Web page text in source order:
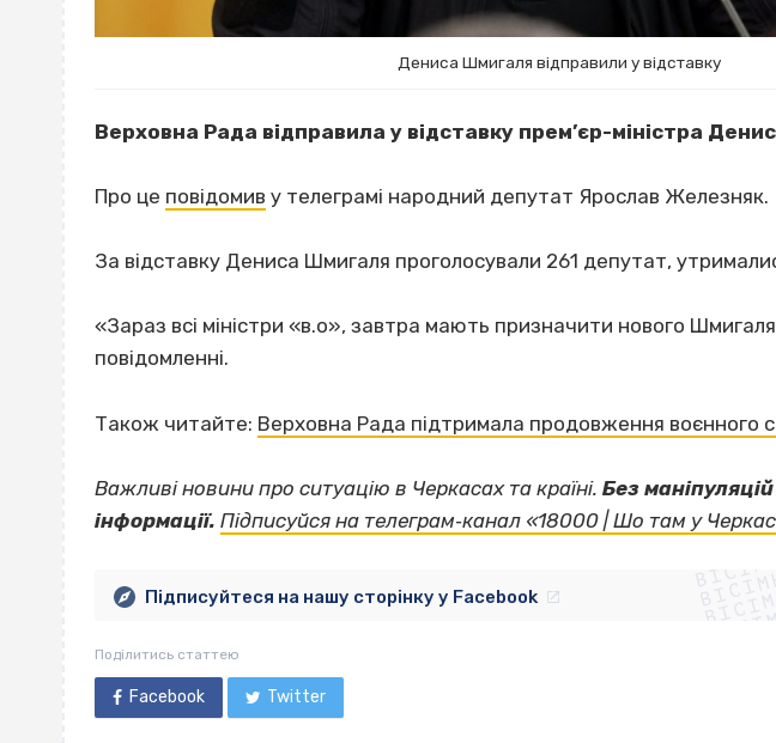
Дениса Шмигаля відправили у відставку
Верховна Рада відправила у відставку прем’єр-міністра
Про це повідомив у телеграмі народний депутат Ярослав Железняк.
За відставку Дениса Шмигаля проголосували 261 депутат,
«Зараз всі міністри «в.о», завтра мають призначити нового
повідомленні.
Також читайте: Верховна Рада підтримала продовження воєнного
Важливі новини про ситуацію в Черкасах та країні. Без
інформації. Підписуйся на телеграм‐канал «18000 | Шо там у
Підписуйтеся на нашу сторінку у Facebook
Поділитись статтею
Facebook Twitter